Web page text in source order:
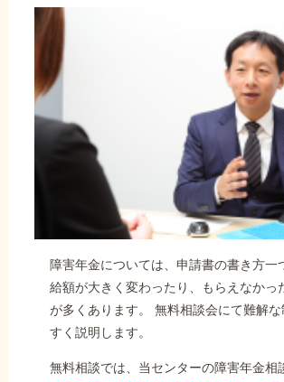
障害年金については、申請書の書き方一
給額が大きく変わったり、もらえなかっ
が多くあります。 無料相談会にて難解
すく説明します。
無料相談では、当センターの障害年金相